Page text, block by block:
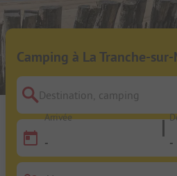
Camping à La Tranche-
Destination, camping
Arrivée
- -